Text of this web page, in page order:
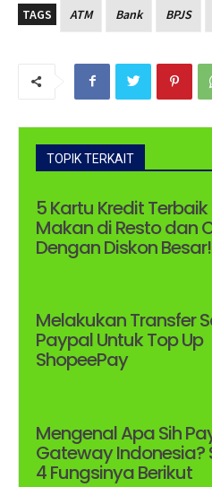
TAGS ATM Bank BPJS
TOPIK TERKAIT
5 Kartu Kredit
Makan di Resto dan
Dengan Diskon Besar!
Melakukan Transfer
Paypal Untuk Top Up
ShopeePay
Mengenal Apa Sih
Gateway Indonesia?
4 Fungsinya Berikut